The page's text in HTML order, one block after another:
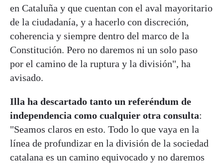
en Cataluña y que cuentan con el aval mayoritario
de la ciudadanía, y a hacerlo con discreción,
coherencia y siempre dentro del marco de la
Constitución. Pero no daremos ni un solo paso
por el camino de la ruptura y la división", ha
avisado.
Illa ha descartado tanto un referéndum de
independencia como cualquier otra consulta:
"Seamos claros en esto. Todo lo que vaya en la
línea de profundizar en la división de la sociedad
catalana es un camino equivocado y no daremos